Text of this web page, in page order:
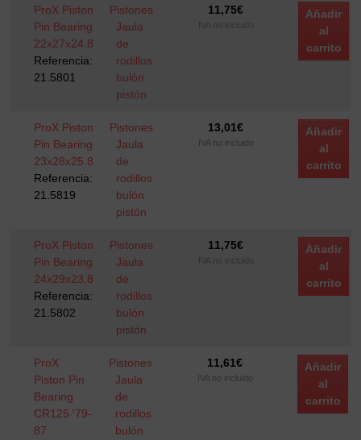
ProX Piston
Pin Bearing
22x27x24.8
Referencia:
21.5801
Pistones
Jaula
de
rodillos
bulón
pistón
11,75€
IVA no incluido
Añadir
al
carrito
ProX Piston
Pin Bearing
23x28x25.8
Referencia:
21.5819
Pistones
Jaula
de
rodillos
bulón
pistón
13,01€
IVA no incluido
Añadir
al
carrito
ProX Piston
Pin Bearing
24x29x23.8
Referencia:
21.5802
Pistones
Jaula
de
rodillos
bulón
pistón
11,75€
IVA no incluido
Añadir
al
carrito
ProX
Piston Pin
Bearing
CR125 '79-
87
Pistones
Jaula
de
rodillos
bulón
11,61€
IVA no incluido
Añadir
al
carrito